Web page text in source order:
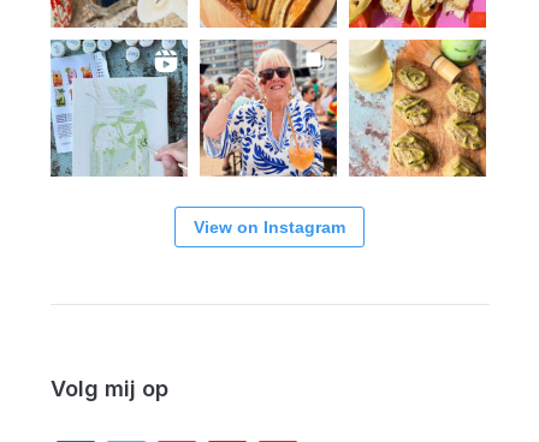
View on Instagram
Volg mij op